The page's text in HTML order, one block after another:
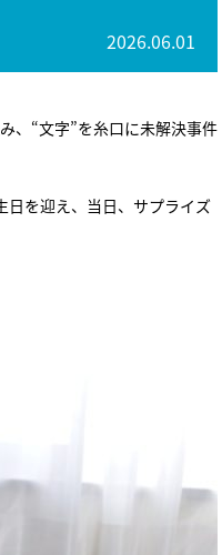
2026.06.01
、“文字”を糸口に未解決事件
日を迎え、当日、サプライズ